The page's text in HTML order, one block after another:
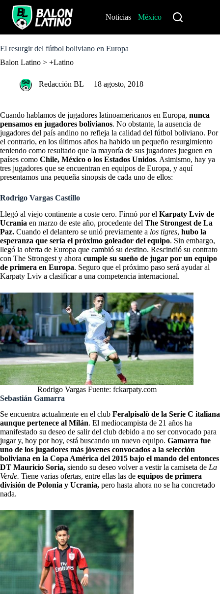
o
o
Noticias México
El resurgir del fútbol boliviano en Europa
Balon Latino > +Latino
Redacción BL 18 agosto, 2018
Cuando hablamos de jugadores latinoamericanos en Europa, nunca
pensamos en jugadores bolivianos. No obstante, la ausencia de
jugadores del país andino no refleja la calidad del fútbol boliviano. Por
el contrario, en los últimos años ha habido un pequeño resurgimiento
teniendo como resultado que la mayoría de sus jugadores jueguen en
países como Chile, México o los Estados Unidos. Asimismo, hay ya
tres jugadores que se encuentran en equipos de Europa, y aquí
presentamos una pequeña sinopsis de cada uno de ellos:
Rodrigo Vargas Castillo
Llegó al viejo continente a coste cero. Firmó por el Karpaty Lviv de
Ucrania en marzo de este año, procedente del The Strongest de La
Paz. Cuando el delantero se unió previamente a los tigres, hubo la
esperanza que sería el próximo goleador del equipo. Sin embargo,
llegó la oferta de Europa que cambió su destino. Rescindió su contrato
con The Strongest y ahora cumple su sueño de jugar por un equipo
de primera en Europa. Seguro que el próximo paso será ayudar al
Karpaty Lviv a clasificar a una competencia internacional.
Rodrigo Vargas Fuente: fckarpaty.com
Sebastián Gamarra
Se encuentra actualmente en el club Feralpisalò de la Serie C italiana
aunque pertenece al Milán. El mediocampista de 21 años ha
manifestado su deseo de salir del club debido a no ser convocado para
jugar y, hoy por hoy, está buscando un nuevo equipo. Gamarra fue
uno de los jugadores más jóvenes convocados a la selección
boliviana en la Copa América del 2015 bajo el mando del entonces
DT Mauricio Soria, siendo su deseo volver a vestir la camiseta de La
Verde. Tiene varias ofertas, entre ellas las de equipos de primera
división de Polonia y Ucrania, pero hasta ahora no se ha concretado
nada.